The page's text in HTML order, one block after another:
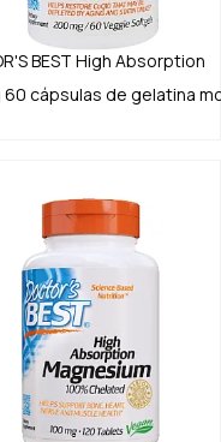
BEST High Absorption
60 cápsulas de gelatina